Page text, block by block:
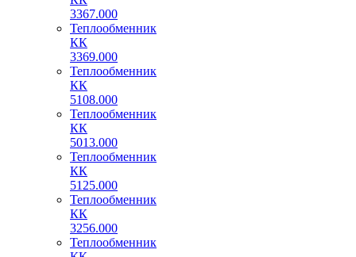
3367.000
Теплообменник
КК
3369.000
Теплообменник
КК
5108.000
Теплообменник
КК
5013.000
Теплообменник
КК
5125.000
Теплообменник
КК
3256.000
Теплообменник